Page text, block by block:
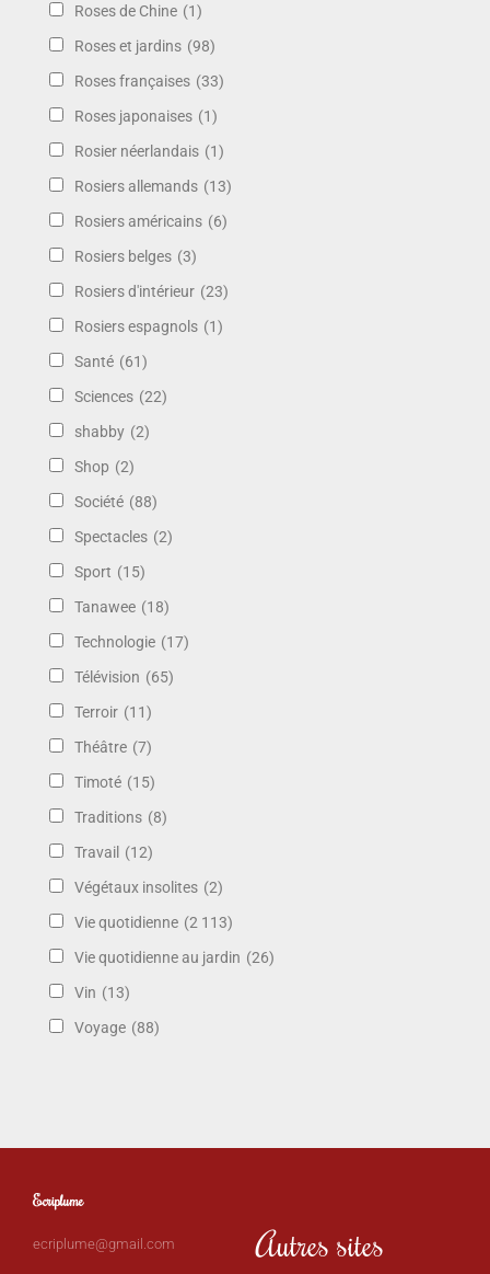
Roses de Chine (1)
Roses et jardins (98)
Roses françaises (33)
Roses japonaises (1)
Rosier néerlandais (1)
Rosiers allemands (13)
Rosiers américains (6)
Rosiers belges (3)
Rosiers d'intérieur (23)
Rosiers espagnols (1)
Santé (61)
Sciences (22)
shabby (2)
Shop (2)
Société (88)
Spectacles (2)
Sport (15)
Tanawee (18)
Technologie (17)
Télévision (65)
Terroir (11)
Théâtre (7)
Timoté (15)
Traditions (8)
Travail (12)
Végétaux insolites (2)
Vie quotidienne (2 113)
Vie quotidienne au jardin (26)
Vin (13)
Voyage (88)
Ecriplume
ecriplume@gmail.com Autres sites